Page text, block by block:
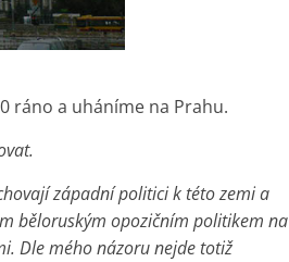
ráno a uháníme na Prahu.
západní politici k této zemi a
běloruským opozičním politikem na
Dle mého názoru nejde totiž